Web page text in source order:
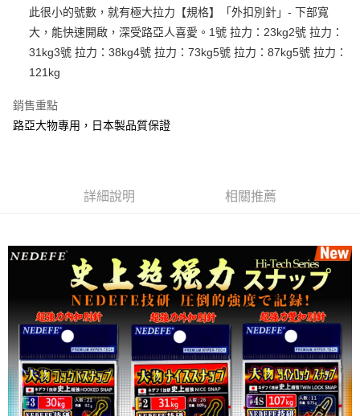
國泰世華商業銀行
兆豐國際商業銀行
臺灣中小企業銀行
台中商業銀行
匯豐（台灣）商業銀行
華泰商業銀行
聯邦商業銀行
遠東國際商業銀行
元大商業銀行
台新國際商業銀行
台灣樂天信用卡公司
悠遊付
大哥付你分期
相關說明
1.本服務由台灣大哥大提供，台灣大哥大用戶可立即使用無須另外申請。
2.付款方式選擇「大哥付你分期」，訂單成立後會自動跳轉到大哥付的交易
流程，驗證手機門號後，選擇欲分期的期數、繳款截止日，確認付款後即完
消。如遇「轉專審核」未通過狀況，表示未達大哥付你分期系統評分，恕無
醒簡訊。
2.透過簡訊連結打開帳單後，可選擇「超商條碼／台灣大直營門市／銀行轉
帳／街口支付／iPASS MONEY」等通路繳費。
【注意事項】
1.本服務係由「台灣大哥大股份有限公司」（以下簡稱本公司）所提供，讓
用戶於交易時，得透過本服務購買商品或服務，並由商店將買賣／分期付款
買賣價金債權讓與本公司後，依約使用本公司帳單繳交帳款。
2.基於同意付款使用「大哥付你分期」之契約關係目的，商店將以您的個人
資料（包含姓名、電話或地址）提供予台灣大哥大進項蒐集、處理及利用，
由本公司與您本人進行分期帳單所需資料之確認、核對及更正。
3.完整用戶服務條款，請詳閱以下連結：https://oppay.tw/userRule
AFTEE先享後付
相關說明
２．便利：只要手機號碼，簡訊認證，即可結帳。
１．於結帳方式選擇「AFTEE先享後付」後，將跳轉至「AFTEE先享後付」
結帳頁面，進行簡訊認證並確認金額後，即可完成結帳。
２．訂單成立數日內，您將收到繳費通知簡訊。
３．收到繳費通知簡訊後14天內，點擊此簡訊中的連結，可透過四大超商／
ATM／網路銀行／等多元方式進行付款，方視為交易完成。
※ 請注意：結帳手續完成當下不需立刻繳費，但若您需要取消訂單，請聯絡
購買商品的店家。未經商家同意取消之訂單仍視為有效，需透過AFTEE先享
後付繳納相關費用。
※ 交易是否成功請以「AFTEE先享後付 」之結帳頁面顯示為準，若有關於
是否繳費成功／繳費後需取消欲退款等相關疑問，請聯繫「AFTEE先享後付
客戶支援中心」https://netprotections.freshdesk.com/support/home
一般宅配（門市自取請勿下單，請聯繫客服）
每筆NT$100，滿NT$2,000(含以上)免運費
離島一般宅配
每筆NT$200，滿NT$2,000(含以上)免運費
貨到付款（門市自取請勿下單，請聯繫客服）
每筆NT$200，滿NT$3,000(含以上)免運費
國家/地區配送(**下單前請私訊客服確認實際運費(運費另
查看運費
此很小的號數，就有極大拉力【規格】「外扣別針」- 下部寬
大，能快速開啟，深受路亞人喜愛。1號 拉力：23kg2號 拉力：
31kg3號 拉力：38kg4號 拉力：73kg5號 拉力：87kg5號 拉力：
121kg
銷售重點
路亞大物專用，日本製品質保證
詳細說明 相關推薦